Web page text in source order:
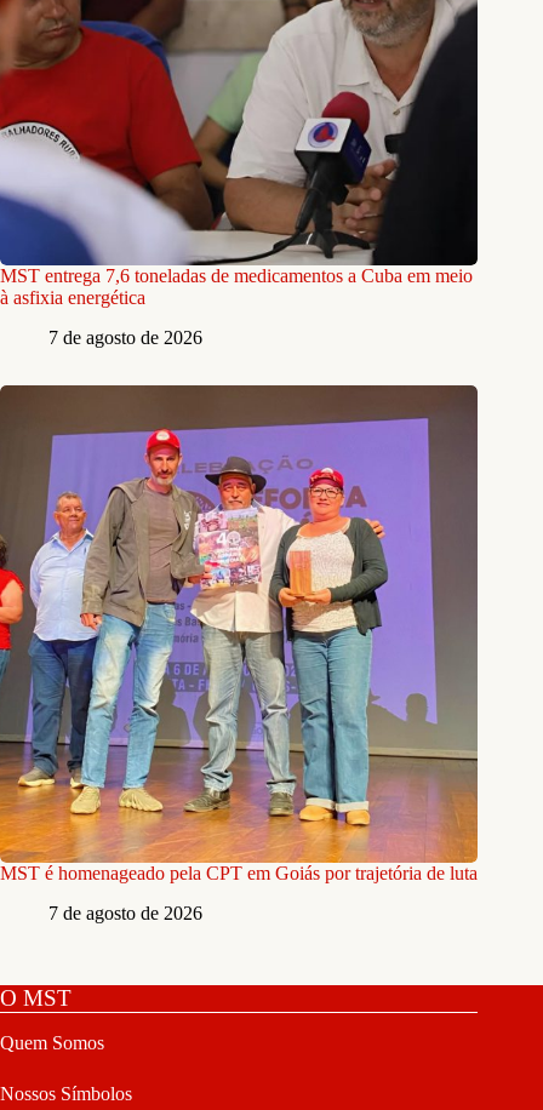
MST entrega 7,6 toneladas de medicamentos a Cuba em meio
à asfixia energética
7 de agosto de 2026
MST é homenageado pela CPT em Goiás por trajetória de luta
7 de agosto de 2026
O MST
Quem Somos
Nossos Símbolos